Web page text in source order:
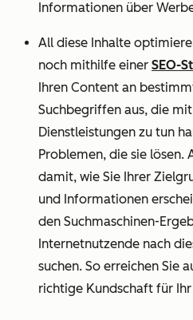
Informationen über
All diese Inhalte
noch mithilfe einer SEO-
Ihren Content an
Suchbegriffen aus, die
Dienstleistungen zu tun
Problemen, die sie lösen.
damit, wie Sie Ihrer
und Informationen
den Suchmaschinen-
Internetnutzende nach
suchen. So erreichen Sie
richtige Kundschaft für